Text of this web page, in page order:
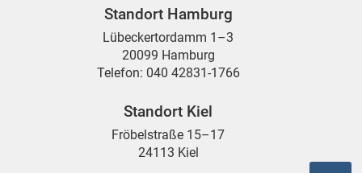
Standort Hamburg
Lübeckertordamm 1–3
20099 Hamburg
Telefon: 040 42831-1766
Standort Kiel
Fröbelstraße 15–17
24113 Kiel